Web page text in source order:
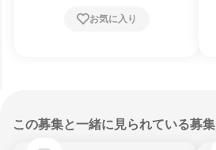
お気に入り
この募集と一緒に見られている募集